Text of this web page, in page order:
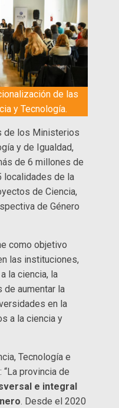
de las
y Tecnología.
de los Ministerios
y de Igualdad,
de 6 millones de
localidades de la
de Ciencia,
de Género
como objetivo
las instituciones,
la ciencia, la
de aumentar la
en la
a la ciencia y
Tecnología e
“La provincia de
e integral
. Desde el 2020